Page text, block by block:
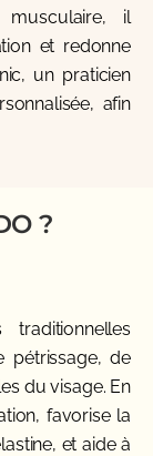
musculaire, il
et redonne
un praticien
afin
?
pétrissage, de
du visage. En
favorise la
et aide à